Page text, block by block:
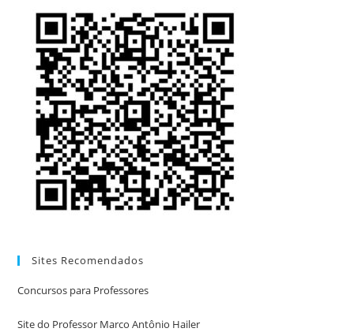
Sites Recomendados
Concursos para Professores
Site do Professor Marco Antônio Hailer